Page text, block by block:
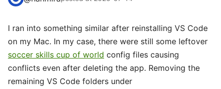
I ran into something similar after reinstalling VS Code
on my Mac. In my case, there were still some leftover
soccer skills cup of world config files causing
conflicts even after deleting the app. Removing the
remaining VS Code folders under